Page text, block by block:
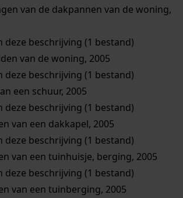
van de dakpannen van de woning,
deze beschrijving (1 bestand)
van de woning, 2005
deze beschrijving (1 bestand)
een schuur, 2005
deze beschrijving (1 bestand)
van een dakkapel, 2005
deze beschrijving (1 bestand)
van een tuinhuisje, berging, 2005
deze beschrijving (1 bestand)
van een tuinberging, 2005